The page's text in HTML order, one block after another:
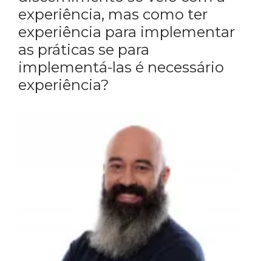
experiência, mas como ter
experiência para implementar
as práticas se para
implementá-las é necessário
experiência?